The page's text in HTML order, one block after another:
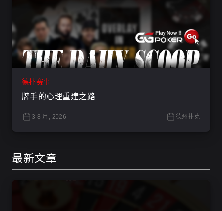
德扑赛事
牌手的心理重建之路
3 8 月, 2026 德州扑克
最新文章